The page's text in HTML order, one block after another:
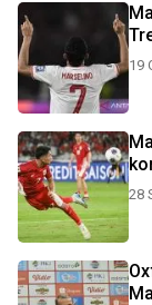
19
28